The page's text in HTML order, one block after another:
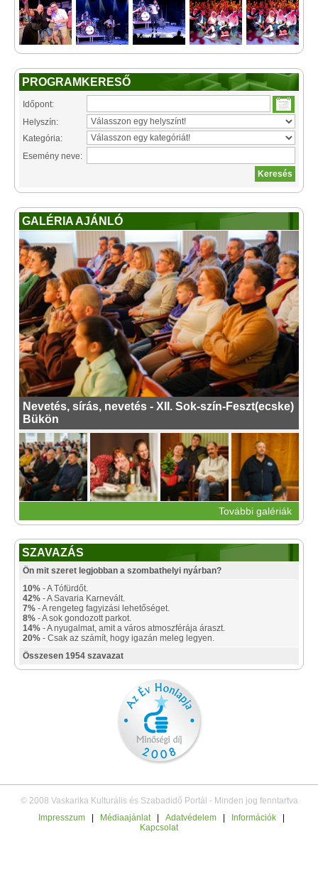
PROGRAMKERESŐ
Időpont:
Helyszín:
Kategória:
Esemény neve:
GALÉRIA AJÁNLÓ
Nevetés, sírás, nevetés - XII. Sok-szín-Feszt(ecske)
Bükön
További galériák
SZAVAZÁS
Ön mit szeret legjobban a szombathelyi nyárban?
10% - A Tófürdőt.
42% - A Savaria Karnevált.
7% - A rengeteg fagyizási lehetőséget.
8% - A sok gondozott parkot.
14% - A nyugalmat, amit a város atmoszférája áraszt.
20% - Csak az számít, hogy igazán meleg legyen.
Összesen 1954 szavazat
© 2008 Vaskarika Kulturális és Szabadidő Portál - Minden jog fenntartva
Impresszum
Médiaajánlat Adatvédelem Információk
Kapcsolat